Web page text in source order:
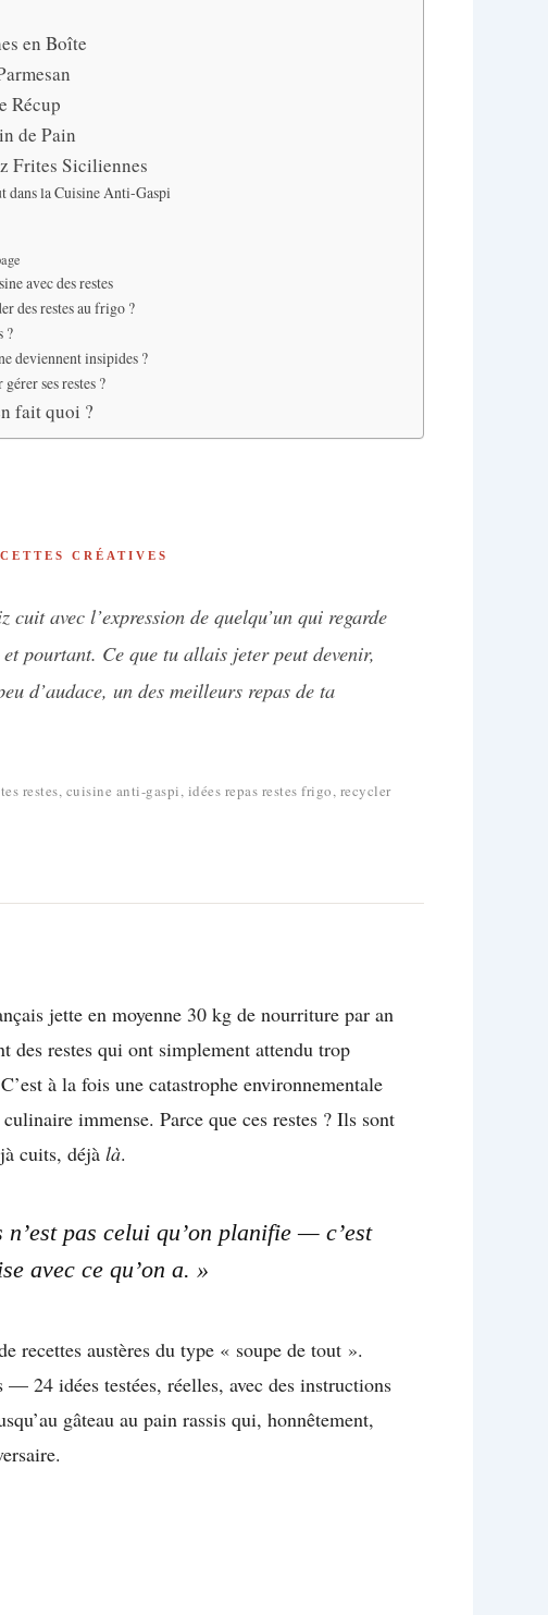
en Boîte
Récup
de Pain
Frites Siciliennes
dans la Cuisine Anti-Gaspi
avec des restes
des restes au frigo ?
?
deviennent insipides ?
ses restes ?
fait quoi ?
CRÉATIVES
cuit avec l’expression de quelqu’un qui regarde
pourtant. Ce que tu allais jeter peut devenir,
d’audace, un des meilleurs repas de ta
restes, cuisine anti-gaspi, idées repas restes frigo, recycler
jette en moyenne 30 kg de nourriture par an
des restes qui ont simplement attendu trop
à la fois une catastrophe environnementale
immense. Parce que ces restes ? Ils sont
cuits, déjà là.
pas celui qu’on planifie — c’est
avec ce qu’on a. »
recettes austères du type « soupe de tout ».
24 idées testées, réelles, avec des instructions
gâteau au pain rassis qui, honnêtement,